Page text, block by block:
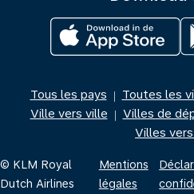
Tous les pays | Toutes les
Ville vers ville | Villes de
Villes
© KLM Royal
Dutch Airlines
Mentions
légales